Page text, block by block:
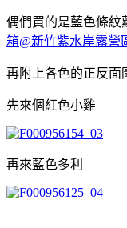
偶們買的是藍色條紋
箱@新竹紫水岸露營
再附上各色的正反面
先來個紅色小雞
再來藍色多利